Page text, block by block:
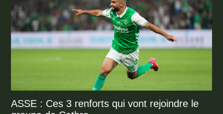
ASSE : Ces 3 renforts qui vont rejoindre le